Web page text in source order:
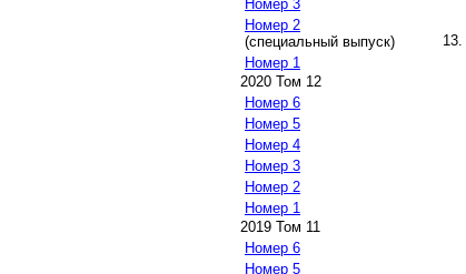
Номер 3
Номер 2
(специальный выпуск)
Номер 1
2020 Том 12
Номер 6
Номер 5
Номер 4
Номер 3
Номер 2
Номер 1
2019 Том 11
Номер 6
Номер 5